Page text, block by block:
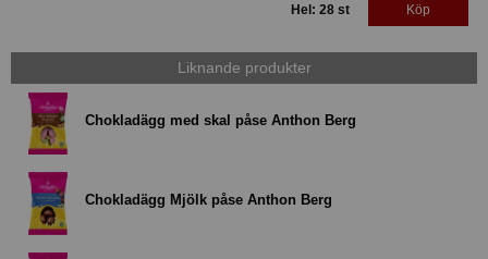
Hel: 28 st Köp
Liknande produkter
Chokladägg med skal påse Anthon Berg
Chokladägg Mjölk påse Anthon Berg